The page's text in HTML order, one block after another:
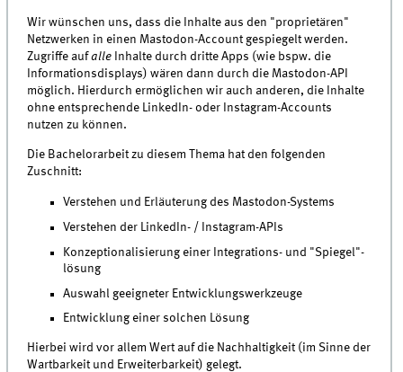
Wir wünschen uns, dass die Inhalte aus den "proprietären"
Netzwerken in einen Mastodon-Account gespiegelt werden.
Zugriffe aufalle Inhalte durch dritte Apps (wie bspw. die
Informationsdisplays) wären dann durch die Mastodon-API
möglich. Hierdurch ermöglichen wir auch anderen, die Inhalte
ohne entsprechende LinkedIn- oder Instagram-Accounts
nutzen zu können.
Die Bachelorarbeit zu diesem Thema hat den folgenden
Zuschnitt:
Verstehen und Erläuterung des Mastodon-Systems
Verstehen der LinkedIn- / Instagram-APIs
Konzeptionalisierung einer Integrations- und "Spiegel"-
lösung
Auswahl geeigneter Entwicklungswerkzeuge
Entwicklung einer solchen Lösung
Hierbei wird vor allem Wert auf die Nachhaltigkeit (im Sinne der
Wartbarkeit und Erweiterbarkeit) gelegt.